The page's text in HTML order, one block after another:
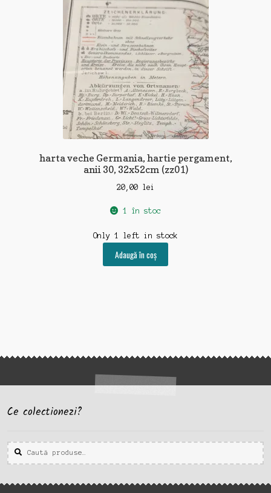
harta veche Germania, hartie pergament,
anii 30, 32x52cm (zz01)
20,00 lei
1 în stoc
Only 1 left in stock
Adaugă în coș
Ce colectionezi?
Caută
după:
Caută